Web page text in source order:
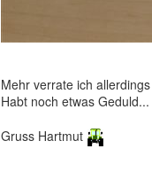
Mehr verrate ich allerdings
Habt noch etwas Geduld...
Gruss Hartmut